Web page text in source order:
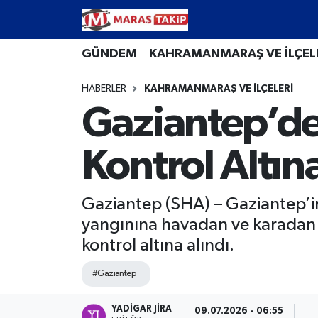
GÜNDEM KAHRAMANMARAŞ VE
HABERLER KAHRAMANMARAŞ VE İLÇELERİ
Kontrol
Gaziantep (SHA) –
yangınına havadan ve
kontrol altına alındı.
#Gaziantep
YADIGAR JIRA 09.07.2026 - 06:55
Kahramanmaraş Nöbetçi Eczaneler
Kahramanmaraş Hava Durumu
Kahramanmaraş Namaz Vakitleri
Kahramanmaraş Trafik Yoğunluk Haritası
Süper Lig Puan Durumu ve Fikstür
Tüm Manşetler
Son Dakika Haberleri
Haber Arşivi